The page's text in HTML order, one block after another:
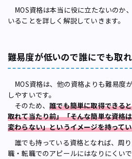
MOS資格は本当に役に立たないのか
いることを詳しく解説していきます。
難易度が低いので誰にでも取
MOS資格は、他の資格よりも難易度
しやすいです。
そのため、誰でも簡単に取得できる
取れて当たり前」「そんな簡単な資格
変わらない」というイメージを持って
誰でも持っている資格となれば、周
職・転職でのアピールにはなりにくいで